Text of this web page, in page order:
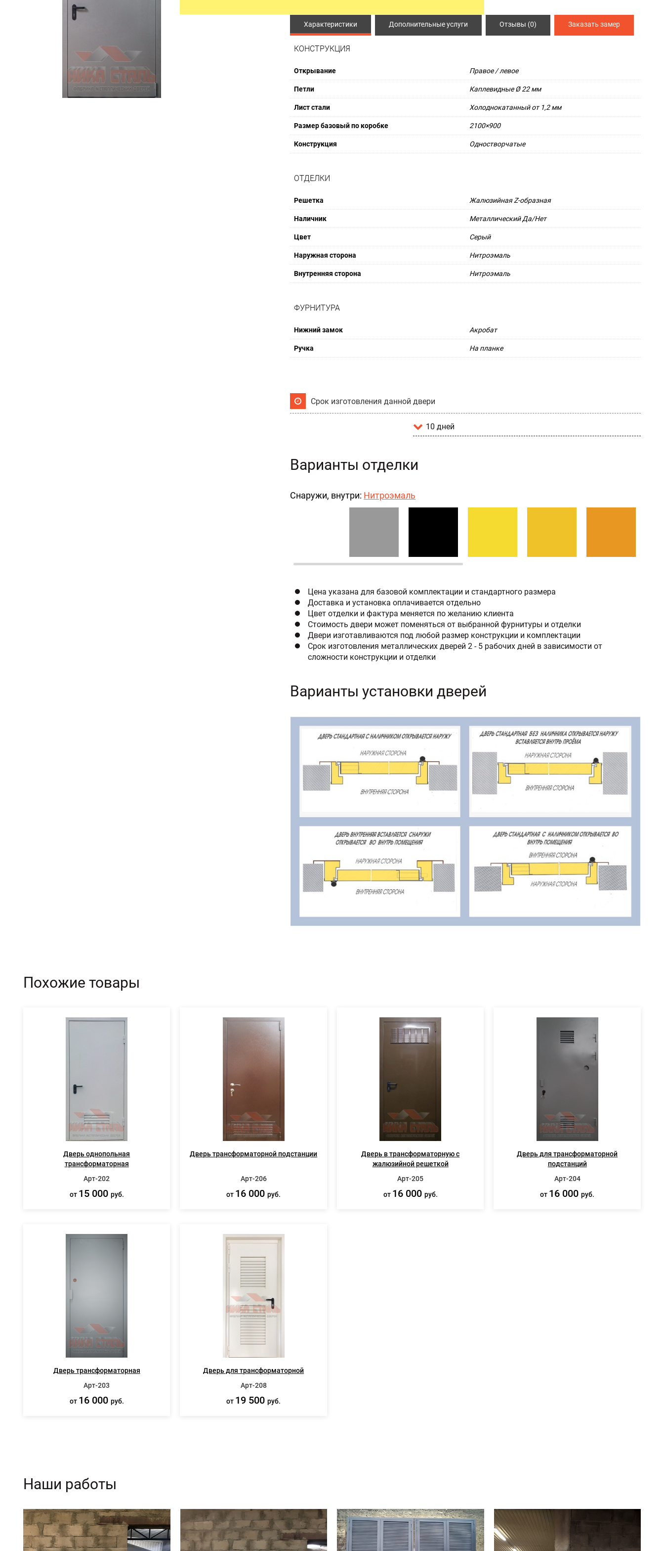
УЛИЧНЫЕ ДВЕРИ ТАМБУРНЫЕ ДВЕРИ ПРОТИВОПОЖАРНЫЕ ИЗДЕЛИЯ
Противопожарные двери
СПЕЦ ДВЕРИ
Металлические двери 3 класса защиты
Характеристики Дополнительные услуги Отзывы (0) Заказать замер
КОНСТРУКЦИЯ
Открывание Правое / левое
Петли Каплевидные Ø 22 мм
Лист стали Холоднокатанный от 1,2 мм
Размер базовый по коробке 2100×900
Конструкция Одностворчатые
ОТДЕЛКИ
Решетка Жалюзийная Z-образная
Наличник Металлический Да/Нет
Цвет Серый
Наружная сторона Нитроэмаль
Внутренняя сторона Нитроэмаль
ФУРНИТУРА
Нижний замок Акробат
Ручка На планке
Срок изготовления данной двери
10 дней
Варианты отделки
Снаружи, внутри: Нитроэмаль
Цена указана для базовой комплектации и стандартного размера
Доставка и установка оплачивается отдельно
Цвет отделки и фактура меняется по желанию клиента
Стоимость двери может поменяться от выбранной фурнитуры и отделки
Двери изготавливаются под любой размер конструкции и комплектации
Срок изготовления металлических дверей 2 - 5 рабочих дней в зависимости от
сложности конструкции и отделки
Варианты установки дверей
Похожие товары
Дверь однопольная
трансформаторная
Арт-202
от 15 000 руб.
Дверь трансформаторной подстанции
Арт-206
от 16 000руб.
Дверь в трансформаторную с
жалюзийной решеткой
Арт-205
от 16 000 руб.
Дверь для трансформаторной
подстанций
Арт-204
от 16 000руб.
Дверь трансформаторная
Арт-203
от 16 000 руб.
Дверь для трансформаторной
Арт-208
от 19 500руб.
Наши работы